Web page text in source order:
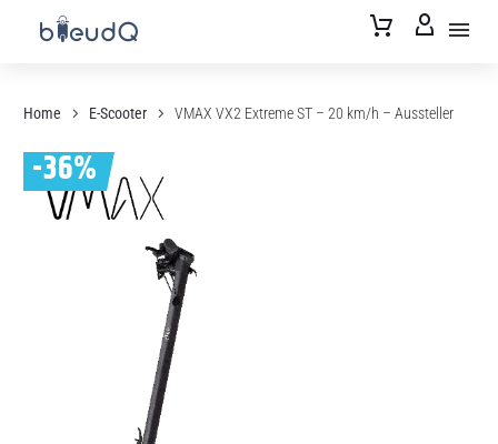
Home E-Scooter VMAX VX2 Extreme ST – 20 km/h – Aussteller
-36%